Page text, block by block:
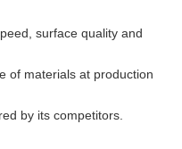
surface quality and
of materials at production
by its competitors.